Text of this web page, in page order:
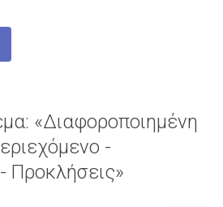
«Διαφοροποιημένη
-
Προκλήσεις»